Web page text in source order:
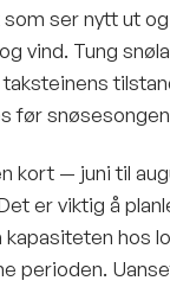
ser nytt ut
vind. Tung
før
kort — juni til
er viktig å
hos
perioden.